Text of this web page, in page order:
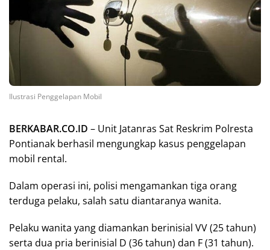
Ilustrasi Penggelapan Mobil
BERKABAR.CO.ID – Unit Jatanras Sat Reskrim Polresta
Pontianak berhasil mengungkap kasus penggelapan
mobil rental.
Dalam operasi ini, polisi mengamankan tiga orang
terduga pelaku, salah satu diantaranya wanita.
Pelaku wanita yang diamankan berinisial VV (25 tahun)
serta dua pria berinisial D (36 tahun) dan F (31 tahun).